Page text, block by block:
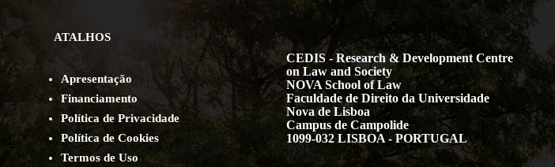
ATALHOS
Apresentação
Financiamento
Política de Privacidade
Política de Cookies
Termos de Uso
CEDIS - Research & Development Centre
on Law and Society
NOVA School of Law
Faculdade de Direito da Universidade
Nova de Lisboa
Campus de Campolide
1099-032 LISBOA - PORTUGAL